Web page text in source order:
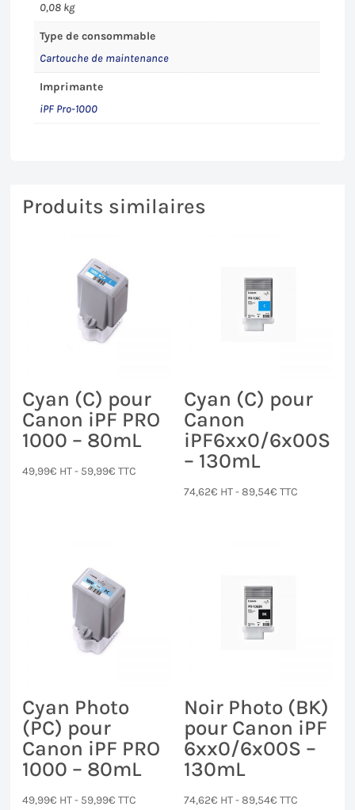
0,08 kg
Type de consommable
Cartouche de maintenance
Imprimante
iPF Pro-1000
Produits similaires
Cyan (C) pour
Canon iPF PRO
1000 – 80mL
49,99€ HT - 59,99€ TTC
Cyan (C) pour
Canon
iPF6xx0/6x00S
– 130mL
74,62€ HT -89,54€ TTC
Cyan Photo
(PC) pour
Canon iPF PRO
1000 – 80mL
49,99€ HT - 59,99€ TTC
Noir Photo (BK)
pour Canon iPF
6xx0/6x00S –
130mL
74,62€ HT -89,54€ TTC